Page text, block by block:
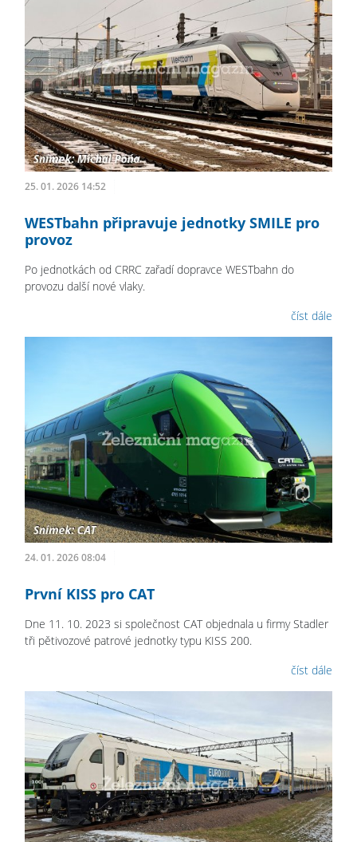
25. 01. 2026 14:52
WESTbahn připravuje jednotky SMILE pro
provoz
Po jednotkách od CRRC zařadí dopravce WESTbahn do
provozu další nové vlaky.
číst dále
24. 01. 2026 08:04
První KISS pro CAT
Dne 11. 10. 2023 si společnost CAT objednala u firmy Stadler
tři pětivozové patrové jednotky typu KISS 200.
číst dále